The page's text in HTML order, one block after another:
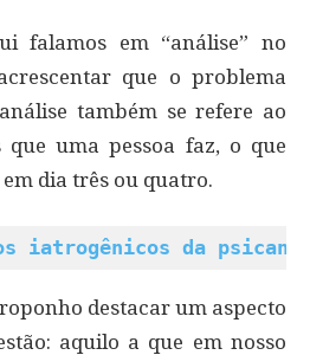
falamos em “análise” no
que o problema
também se refere ao
que uma pessoa faz, o que
dia três ou quatro.
iatrogênicos da
destacar um aspecto
aquilo a que em nosso